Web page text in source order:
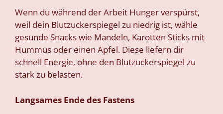
Wenn du während der Arbeit Hunger verspürst,
weil dein Blutzuckerspiegel zu niedrig ist, wähle
gesunde Snacks wie Mandeln, Karotten Sticks mit
Hummus oder einen Apfel. Diese liefern dir
schnell Energie, ohne den Blutzuckerspiegel zu
stark zu belasten.
Langsames Ende des Fastens